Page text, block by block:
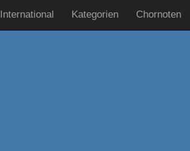
International Kategorien Chornoten